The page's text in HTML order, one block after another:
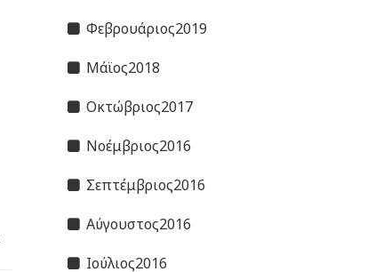
Φεβρουάριος2019
Μάϊος2018
Οκτώβριος2017
Νοέμβριος2016
Σεπτέμβριος2016
Αύγουστος2016
Ιούλιος2016